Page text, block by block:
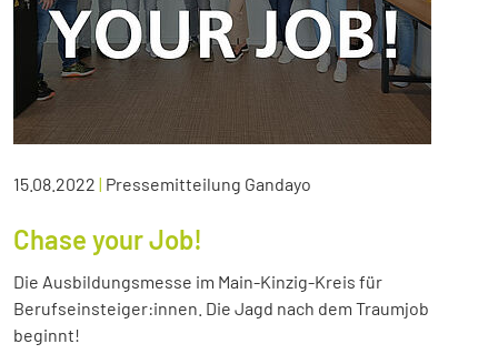
15.08.2022 | Pressemitteilung Gandayo
Chase your Job!
Die Ausbildungsmesse im Main-Kinzig-Kreis für
Berufseinsteiger:innen. Die Jagd nach dem Traumjob
beginnt!